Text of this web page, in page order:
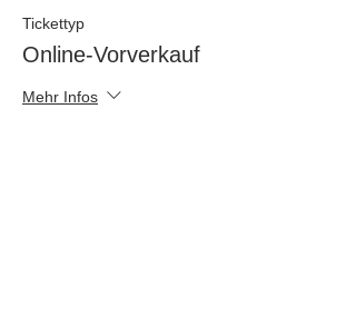
Tickettyp
Online-Vorverkauf
Mehr Infos